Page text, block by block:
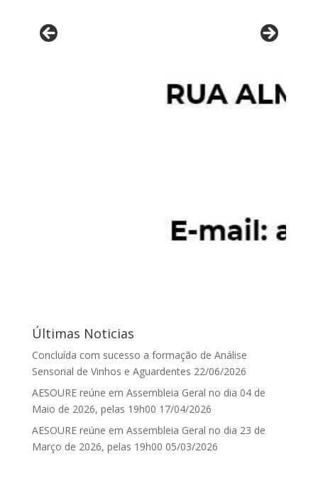
Últimas Noticias
Concluída com sucesso a formação de Análise
Sensorial de Vinhos e Aguardentes 22/06/2026
AESOURE reúne em Assembleia Geral no dia 04 de
Maio de 2026, pelas 19h00 17/04/2026
AESOURE reúne em Assembleia Geral no dia 23 de
Março de 2026, pelas 19h00 05/03/2026